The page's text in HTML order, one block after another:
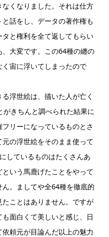
くなりました。それは仕方
話をし、データの著作権も
と権利を全て返してもらい
大変です。この64種の纏の
宙に浮いてしまったので
浮世絵は、描いた人が亡く
きちんと調べられた結果に
リーになっているものとさ
の浮世絵をそのまま使って
しているものはたくさんあ
いう馬鹿げたことをやって
。ましてや全64種を徹底的
ことはありません。ですが
面白くて美しいと感じ、日
頼元が目論んだ以上の魅力